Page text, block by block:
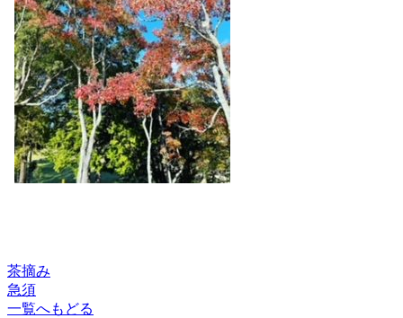
茶摘み
急須
一覧へもどる